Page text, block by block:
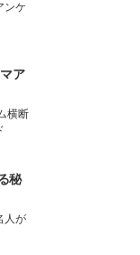
ンケ
ア
横断
秘
人が